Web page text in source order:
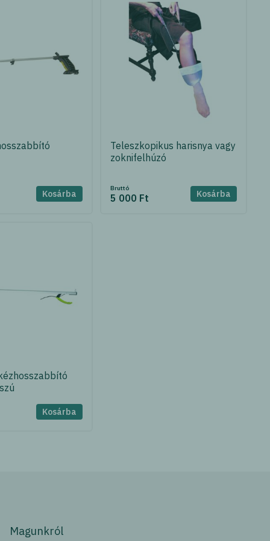
Kosárba
Teleszkopikus harisnya vagy
zoknifelhúzó
Bruttó
5 000 Ft Kosárba
Kosárba
Magunkról